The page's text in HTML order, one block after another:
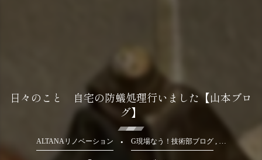
日々のこと 自宅の防蟻処理行いました【山本ブロ
グ】
ALTANAリノベーション G現場なう！技術部ブログ, …